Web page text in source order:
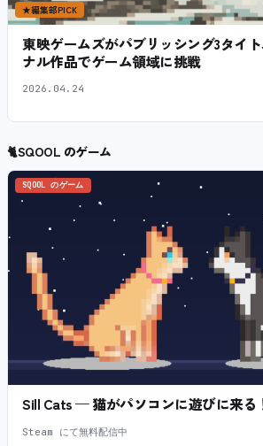
★編集部PICK
東映ゲームズがパブリッシング3タイ
ナル作品でゲーム領域に挑戦
2026.04.24
🐈SQOOL のゲーム
SQOOL のゲーム
Sill Cats — 猫がパソコンに遊びに来る
Steam にて無料配信中